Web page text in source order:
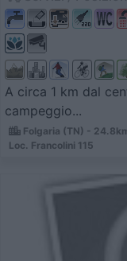
A circa 1 km dal
campeggio...
Folgaria (TN) -
Loc. Francolini 115